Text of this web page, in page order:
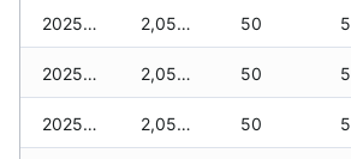
2025-11-28 2,050 zł 50
2025-11-27 2,050 zł 50
2025-11-26 2,050 zł 50